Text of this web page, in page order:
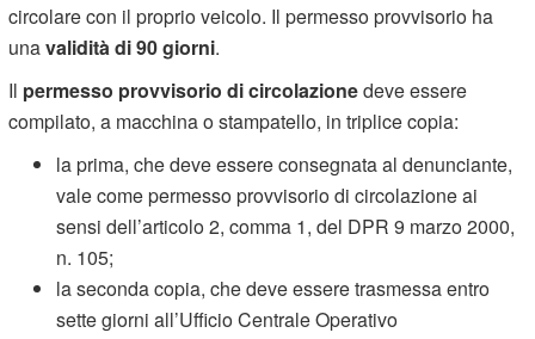
circolare con il proprio veicolo. Il permesso provvisorio ha
unavalidità di 90 giorni.
Il permesso provvisorio di circolazionedeve essere
compilato, a macchina o stampatello, in triplice copia:
la prima, che deve essere consegnata al denunciante,
vale come permesso provvisorio di circolazione ai
sensi dell’articolo 2, comma 1, del DPR 9 marzo 2000,
n. 105;
la seconda copia, che deve essere trasmessa entro
sette giorni all’Ufficio Centrale Operativo